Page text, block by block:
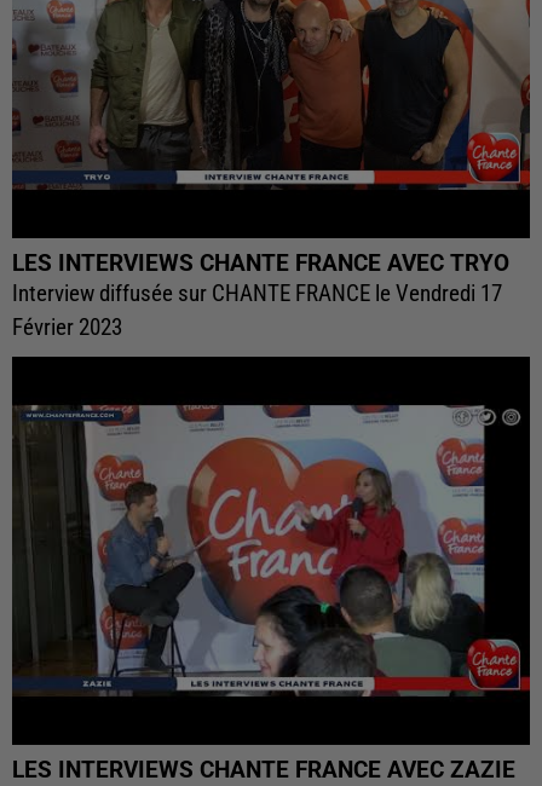
LES INTERVIEWS CHANTE FRANCE AVEC TRYO
Interview diffusée sur CHANTE FRANCE le Vendredi 17
Février 2023
LES INTERVIEWS CHANTE FRANCE AVEC ZAZIE